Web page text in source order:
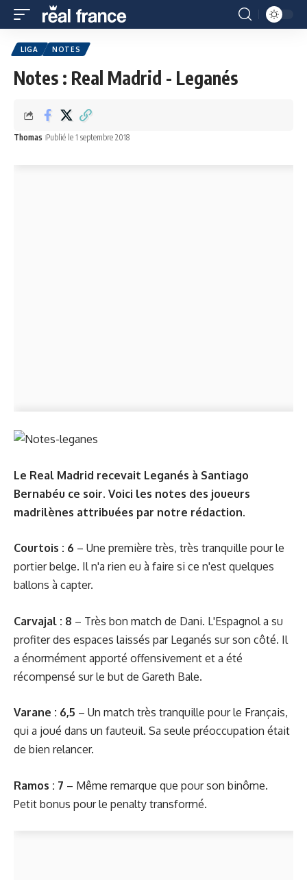
LIGA NOTES
Notes : Real Madrid - Leganés
Thomas Publié le 1 septembre 2018
Le Real Madrid recevait Leganés à Santiago
Bernabéu ce soir. Voici les notes des joueurs
madrilènes attribuées par notre rédaction.
Courtois : 6 – Une première très, très tranquille pour le
portier belge. Il n'a rien eu à faire si ce n'est quelques
ballons à capter.
Carvajal : 8 – Très bon match de Dani. L'Espagnol a su
profiter des espaces laissés par Leganés sur son côté. Il
a énormément apporté offensivement et a été
récompensé sur le but de Gareth Bale.
Varane : 6,5 – Un match très tranquille pour le Français,
qui a joué dans un fauteuil. Sa seule préoccupation était
de bien relancer.
Ramos : 7 – Même remarque que pour son binôme.
Petit bonus pour le penalty transformé.